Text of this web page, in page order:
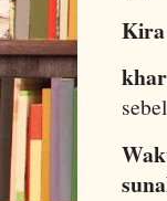
Kira
khar